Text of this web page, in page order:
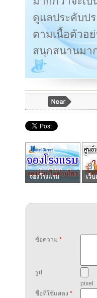
ดูแลประคับป
ตามเนื้อตัวอ
สนุกสนานมา
จองโรงแรม เว็
ข้อความ *
รูป
pixel
ชื่อที่ใช้แสดง *